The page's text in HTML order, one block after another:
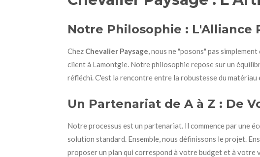
Notre Philosophie :
Chez Chevalier Paysage, nous ne "posons" pas
client à Lamontgie. Notre philosophie repose sur un
réfléchi. C'est la rencontre entre la robustesse du
Un Partenariat de A à Z : De
Notre processus est un partenariat. Il commence par une
solution standard. Ensemble, nous définissons le projet.
proposer un plan qui correspond à votre budget et à votre